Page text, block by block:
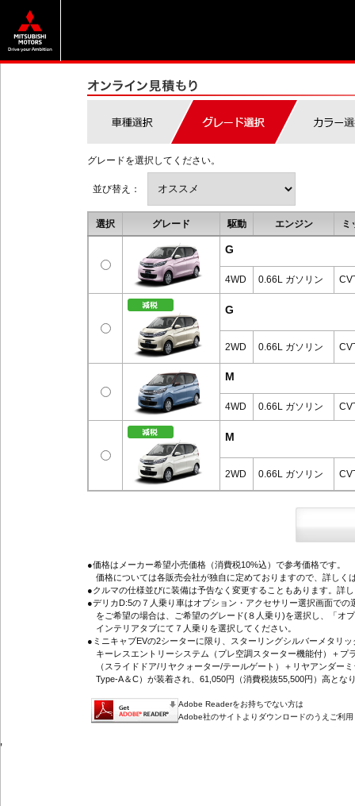
グレードを選択してください。
並び替え：
選択 グレード 駆動 エンジン ミ
G
4WD 0.66L ガソリン
G
2WD 0.66L ガソリン
M
4WD 0.66L ガソリン
M
2WD 0.66L ガソリン
●価格はメーカー希望小売価格（消費税10%込）で参考価格です。
価格については各販売会社が独自に定めておりますので、詳しく
●クルマの仕様並びに装備は予告なく変更することもあります。詳
●デリカD:5の７人乗り車はオプション・アクセサリー選択画面での
をご希望の場合は、ご希望のグレード(８人乗り)を選択し、「オ
インテリアタブにて７人乗りを選択してください。
●ミニキャブEVの2シーターに限り、スターリングシルバーメタリ
キーレスエントリーシステム（プレ空調スターター機能付）＋プ
（スライドドア/リヤクォーター/テールゲート）＋リヤアンダー
Type-A＆C）が装着され、61,050円（消費税抜55,500円）高とな
Adobe Readerをお持ちでない方は
Adobe社のサイトよりダウンロードのうえご利
'